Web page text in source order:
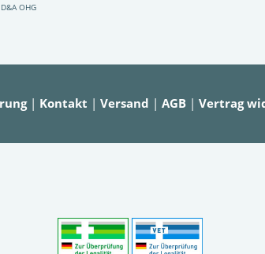
OHG
| Kontakt | Versand | AGB | Vertrag